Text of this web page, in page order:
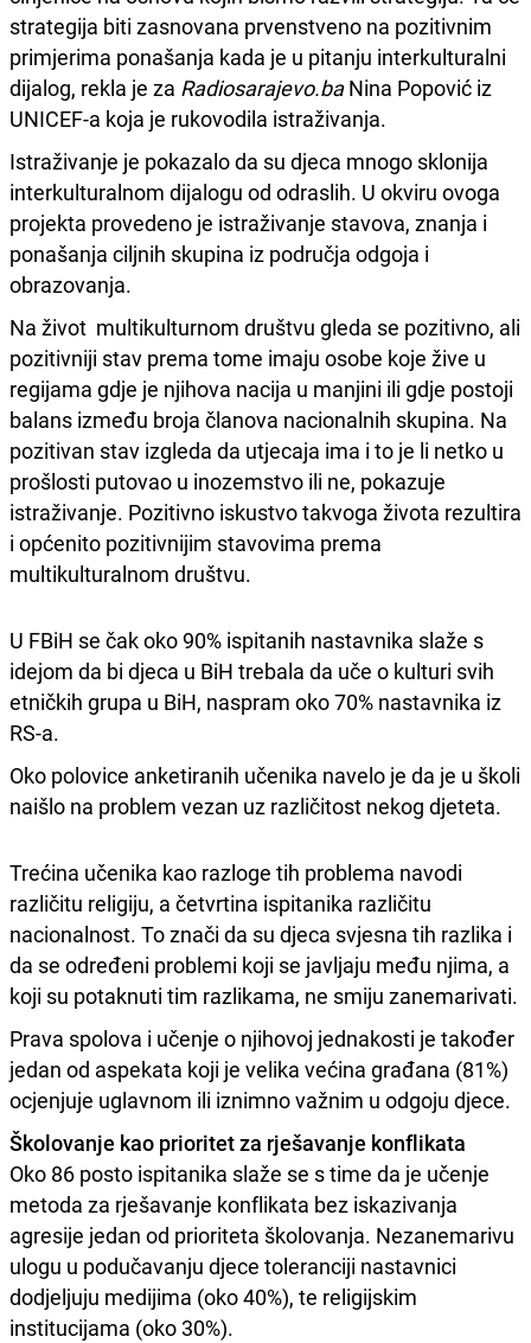
strategija biti zasnovana prvenstveno na pozitivnim
primjerima ponašanja kada je u pitanju interkulturalni
dijalog, rekla je za Radiosarajevo.baNina Popović iz
UNICEF-a koja je rukovodila istraživanja.
Istraživanje je pokazalo da su djeca mnogo sklonija
interkulturalnom dijalogu od odraslih. U okviru ovoga
projekta provedeno je istraživanje stavova, znanja i
ponašanja ciljnih skupina iz područja odgoja i
obrazovanja.
Na život multikulturnom društvu gleda se pozitivno, ali
pozitivniji stav prema tome imaju osobe koje žive u
regijama gdje je njihova nacija u manjini ili gdje postoji
balans između broja članova nacionalnih skupina. Na
pozitivan stav izgleda da utjecaja ima i to je li netko u
prošlosti putovao u inozemstvo ili ne, pokazuje
istraživanje. Pozitivno iskustvo takvoga života rezultira
i općenito pozitivnijim stavovima prema
multikulturalnom društvu.
U FBiH se čak oko 90% ispitanih nastavnika slaže s
idejom da bi djeca u BiH trebala da uče o kulturi svih
etničkih grupa u BiH, naspram oko 70% nastavnika iz
RS-a.
Oko polovice anketiranih učenika navelo je da je u školi
naišlo na problem vezan uz različitost nekog djeteta.
Trećina učenika kao razloge tih problema navodi
različitu religiju, a četvrtina ispitanika različitu
nacionalnost. To znači da su djeca svjesna tih razlika i
da se određeni problemi koji se javljaju među njima, a
koji su potaknuti tim razlikama, ne smiju zanemarivati.
Prava spolova i učenje o njihovoj jednakosti je također
jedan od aspekata koji je velika većina građana (81%)
ocjenjuje uglavnom ili iznimno važnim u odgoju djece.
Školovanje kao prioritet za rješavanje konflikata
Oko 86 posto ispitanika slaže se s time da je učenje
metoda za rješavanje konflikata bez iskazivanja
agresije jedan od prioriteta školovanja. Nezanemarivu
ulogu u podučavanju djece toleranciji nastavnici
dodjeljuju medijima (oko 40%), te religijskim
institucijama (oko 30%).